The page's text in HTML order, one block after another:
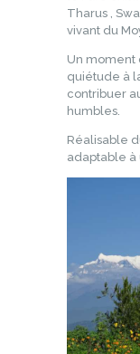
Tharus ,
vivant du
Un moment
quiétude à
contribuer
humbles.
Réalisable
adaptable à